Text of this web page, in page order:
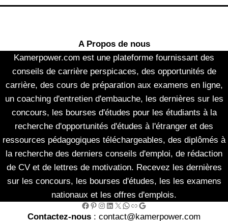
A Propos de nous
Kamerpower.com est une plateforme fournissant des
conseils de carrière perspicaces, des opportunités de
carrière, des cours de préparation aux examens en ligne,
un coaching d'entretien d'embauche, les dernières sur les
concours, les bourses d'études pour les étudiants à la
recherche d'opportunités d'études à l'étranger et des
ressources pédagogiques téléchargeables, des diplômés à
la recherche des derniers conseils d'emploi, de rédaction
de CV et de lettres de motivation. Recevez les dernières
sur les concours, les bourses d'études, les les examens
nationaux et les offres d'emplois.
Facebook Pinterest Instagram LinkedIn X WhatsApp Link Google
Contactez-nous : contact@kamerpower.com